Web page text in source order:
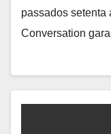
passados setenta
Conversation